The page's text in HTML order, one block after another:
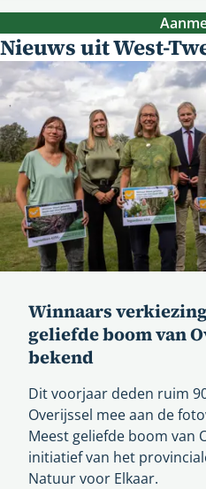
Nieuws uit West-
Winnaars
geliefde boom van
bekend
Dit voorjaar deden ruim
Overijssel mee aan de
Meest geliefde boom van
initiatief van het
Natuur voor Elkaar.